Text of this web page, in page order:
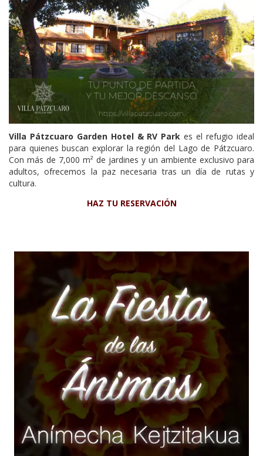
Villa Pátzcuaro Garden Hotel & RV Park es el refugio ideal
para quienes buscan explorar la región del Lago de Pátzcuaro.
Con más de 7,000 m² de jardines y un ambiente exclusivo para
adultos, ofrecemos la paz necesaria tras un día de rutas y
cultura.
HAZ TU RESERVACIÓN